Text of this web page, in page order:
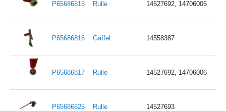
P65686815 Rulle 14527692, 14706006
P65686816 Gaffel 14558387
P65686817 Rulle 14527692, 14706006
P65686825 Rulle 14527693